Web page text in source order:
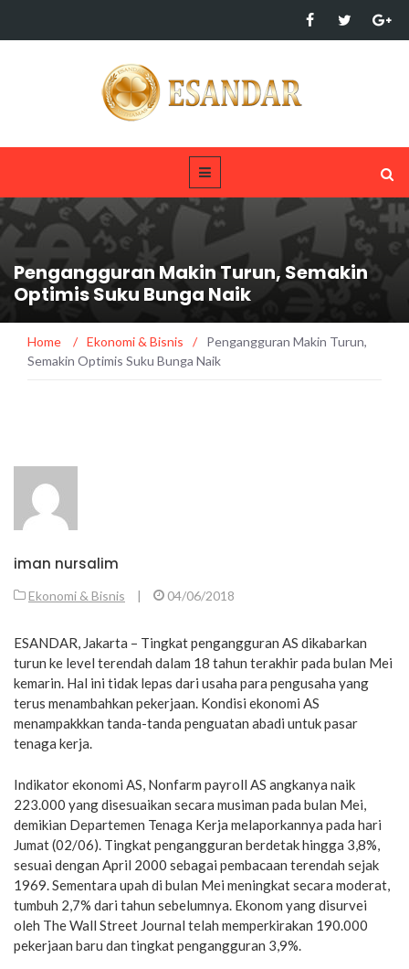
Pengangguran Makin Turun, Semakin
Optimis Suku Bunga Naik
Home / Ekonomi & Bisnis /
Pengangguran Makin Turun,
Semakin Optimis Suku Bunga Naik
iman nursalim
Ekonomi & Bisnis | 04/06/2018
ESANDAR, Jakarta – Tingkat pengangguran AS dikabarkan
turun ke level terendah dalam 18 tahun terakhir pada bulan Mei
kemarin. Hal ini tidak lepas dari usaha para pengusaha yang
terus menambahkan pekerjaan. Kondisi ekonomi AS
menampakkkan tanda-tanda penguatan abadi untuk pasar
tenaga kerja.
Indikator ekonomi AS, Nonfarm payroll AS angkanya naik
223.000 yang disesuaikan secara musiman pada bulan Mei,
demikian Departemen Tenaga Kerja melaporkannya pada hari
Jumat (02/06). Tingkat pengangguran berdetak hingga 3,8%,
sesuai dengan April 2000 sebagai pembacaan terendah sejak
1969. Sementara upah di bulan Mei meningkat secara moderat,
tumbuh 2,7% dari tahun sebelumnya. Ekonom yang disurvei
oleh The Wall Street Journal telah memperkirakan 190.000
pekerjaan baru dan tingkat pengangguran 3,9%.